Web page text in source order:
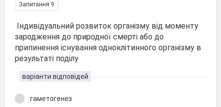
Запитання 9
Індивідуальний розвиток організму від моменту
зародження до природної смерті або до
припинення існування одноклітинного організму в
результаті поділу
варіанти відповідей
гаметогенез